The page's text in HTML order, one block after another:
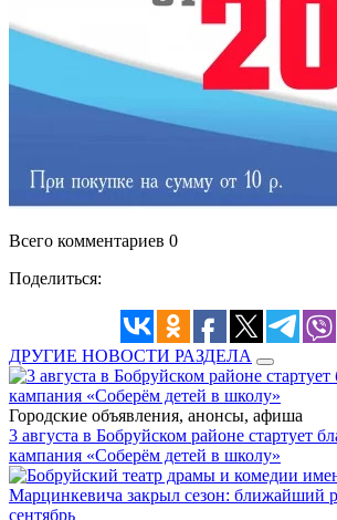
Всего комментариев 0
Поделиться:
ДРУГИЕ НОВОСТИ РАЗДЕЛА
Городские объявления, анонсы, афиша
3 августа в Бобруйском районе стартует
кампания «Соберём детей в школу»